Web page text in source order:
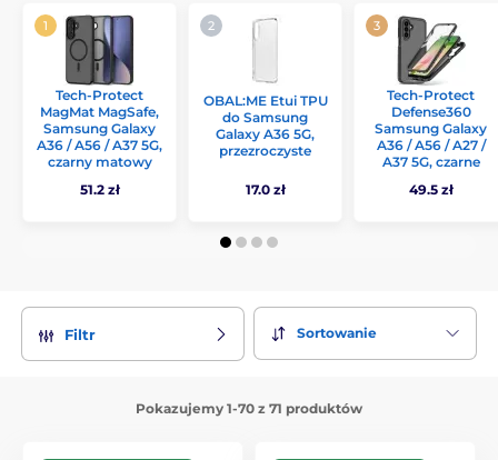
Tech-Protect
MagMat MagSafe,
Samsung Galaxy
A36 / A56 / A37 5G,
czarny matowy
51.2 zł
OBAL:ME Etui TPU
do Samsung
Galaxy A36 5G,
przezroczyste
17.0 zł
Tech-Protect
Defense360
Samsung Galaxy
A36 / A56 / A27 /
A37 5G, czarne
49.5 zł
Filtr Sortowanie
Pokazujemy 1-70 z 71 produktów